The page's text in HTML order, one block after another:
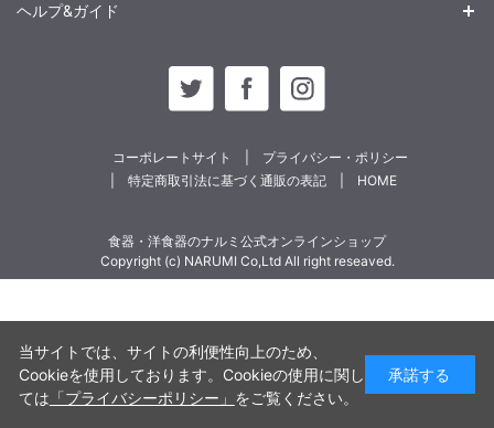
ヘルプ&ガイド
コーポレートサイト
プライバシー・ポリシー
特定商取引法に基づく通販の表記
HOME
食器・洋食器のナルミ公式オンラインショップ
Copyright (c) NARUMI Co,Ltd All right reseaved.
当サイトでは、サイトの利便性向上のため、
Cookieを使用しております。Cookieの使用に関し
ては 「プライバシーポリシー」 をご覧ください。
承諾する